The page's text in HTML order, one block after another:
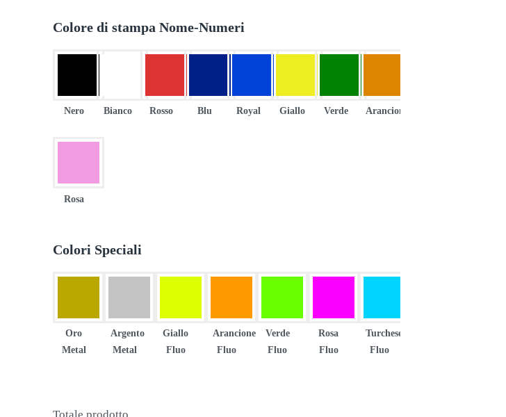
Colore di stampa Nome-Numeri
Nero Bianco Rosso Blu Royal Giallo Verde Arancione
Rosa
Colori Speciali
Oro
Metal
Argento
Metal
Giallo
Fluo
Arancione
Fluo
Verde
Fluo
Rosa
Fluo
Turchese
Fluo